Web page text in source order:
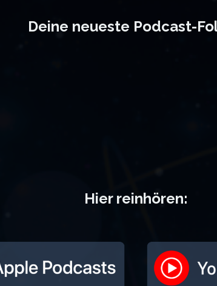
Deine neueste Podcast-
Hier reinhören: